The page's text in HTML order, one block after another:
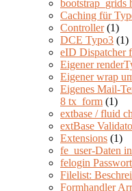
bootstrap_grids
Caching für
Controller(1)
DCE Typo3 (1)
eID Dispatcher
Eigener
Eigener wrap
Eigenes Mail-
8 tx_form (1)
extbase / fluid
extBase
Extensions (1)
fe_user-Daten
felogin
Filelist:
Formhandler